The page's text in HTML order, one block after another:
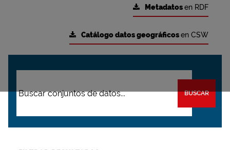
Metadatosen RDF
Catálogo datos geográficosen CSW
BUSCAR